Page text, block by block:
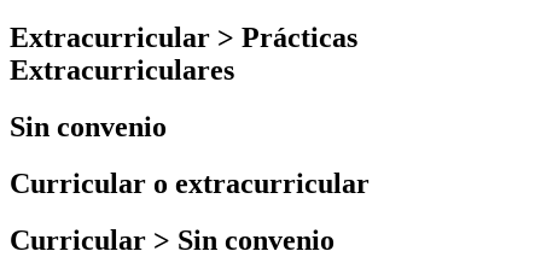
Extracurricular > Prácticas
Extracurriculares
Sin convenio
Curricular o extracurricular
Curricular > Sin convenio